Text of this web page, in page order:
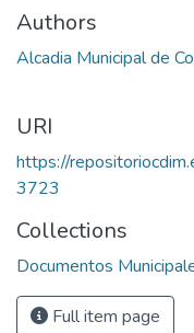
Authors
Alcadia Municipal de
URI
https://
3723
Collections
Documentos
Full item page